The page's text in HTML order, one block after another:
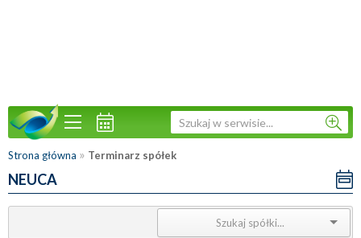
Strona główna » Terminarz spółek
NEUCA